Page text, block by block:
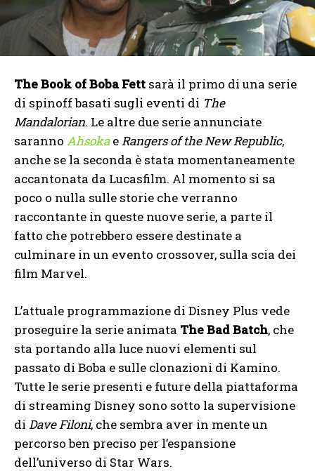
The Book of Boba Fett sarà il primo di una serie
di spinoff basati sugli eventi di The
Mandalorian. Le altre due serie annunciate
saranno AhsokaeRangers of the New Republic,
anche se la seconda è stata momentaneamente
accantonata da Lucasfilm. Al momento si sa
poco o nulla sulle storie che verranno
raccontante in queste nuove serie, a parte il
fatto che potrebbero essere destinate a
culminare in un evento crossover, sulla scia dei
film Marvel.
L’attuale programmazione di Disney Plus vede
proseguire la serie animata The Bad Batch, che
sta portando alla luce nuovi elementi sul
passato di Boba e sulle clonazioni di Kamino.
Tutte le serie presenti e future della piattaforma
di streaming Disney sono sotto la supervisione
di Dave Filoni, che sembra aver in mente un
percorso ben preciso per l’espansione
dell’universo di Star Wars.